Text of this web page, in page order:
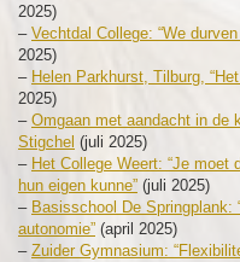
2025)
– Vechtdal College: “We
2025)
– Helen Parkhurst, Tilburg,
2025)
– Omgaan met aandacht in de
Stigchel (juli 2025)
– Het College Weert: “Je moet
hun eigen kunne” (juli 2025)
– Basisschool De Springplank:
autonomie” (april 2025)
– Zuider Gymnasium: